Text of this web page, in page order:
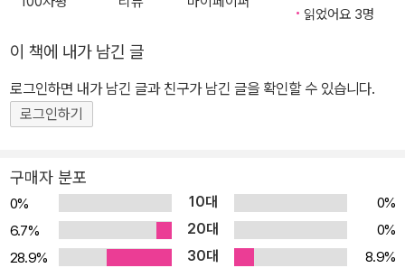
읽었어요 3명
이 책에 내가 남긴 글
로그인하면 내가 남긴 글과 친구가 남긴 글을 확인할 수 있습니다.
로그인하기
구매자 분포
0% 10대
0%
6.7%
20대
0%
28.9%
30대
8.9%